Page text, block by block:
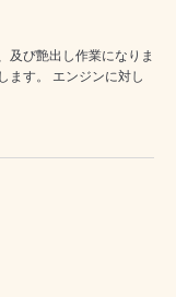
及び艶出し作業になりま
ます。 エンジンに対し